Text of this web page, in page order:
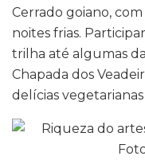
Cerrado goiano,
noites frias.
trilha até algumas
Chapada dos
delícias